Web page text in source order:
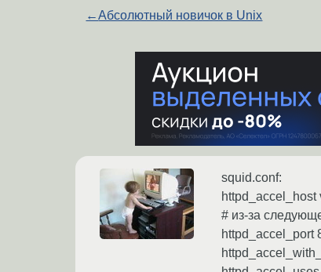
←Абсолютный новичок в Unix
squid.conf:
httpd_accel_host
# из-за
httpd_accel_port